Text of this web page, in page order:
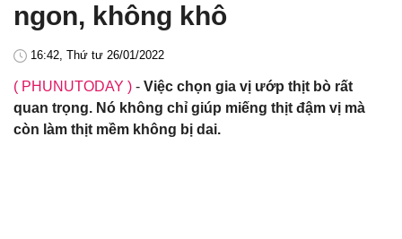
ngon, không khô
16:42, Thứ tư 26/01/2022
( PHUNUTODAY ) - Việc chọn gia vị ướp thịt bò rất
quan trọng. Nó không chỉ giúp miếng thịt đậm vị mà
còn làm thịt mềm không bị dai.